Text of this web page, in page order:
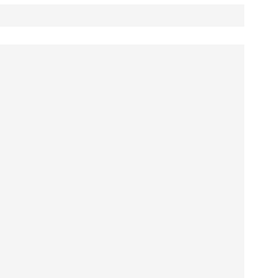
herauszufinden, weshalb